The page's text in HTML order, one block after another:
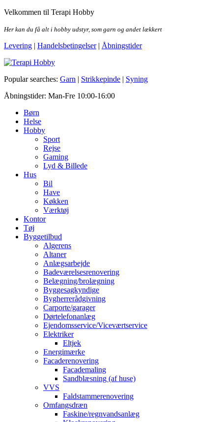
Skip
the
Velkommen til Terapi Hobby
Her kan du få alt i hobby udstyr, som garn og andet lækkert
Levering | Handelsbetingelser| Åbningstider
Terapi Hobby
Popular searches: Garn | Strikkepinde | Syning
Åbningstider: Man-Fre 10:00-16:00
Børn
Helse
Hobby
Sport
Rejse
Gaming
Lyd & Billede
Hus
Bil
Have
Køkken
Værktøj
Kontor
Tøj
Byggetilbud
Algerens
Altaner
Anlægsarbejde
Badeværelsesrenovering
Belægning/brolægning
Byggesagkyndige
Bygherrerådgivning
Carporte/garager
Dørtelefonanlæg
Ejendomsservice/Viceværtservice
Elektriker
Eltjek
Energimærke
Facaderenovering
Facademaling
Sandblæsning (af huse)
VVS
Faldstammerenovering
Omfangsdræn
Faskine/regnvandsanlæg